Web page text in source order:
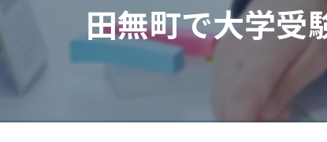
田無町で大学受